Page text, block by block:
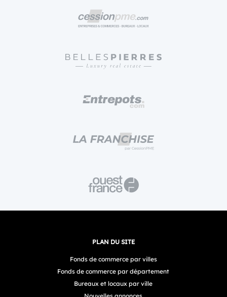
PLAN DU SITE
Fonds de commerce par villes
Fonds de commerce par département
Bureaux et locaux par ville